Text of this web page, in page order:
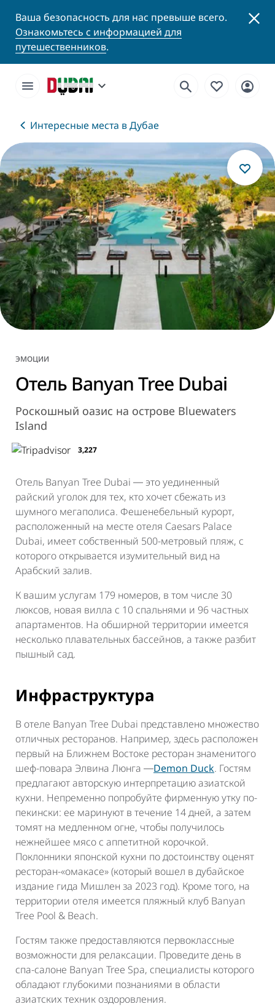
Ваша безопасность для нас превыше всего.
Ознакомьтесь с информацией для
путешественников.
Интересные места в Дубае
ЭМОЦИИ
Отель Banyan Tree Dubai
Роскошный оазис на острове Bluewaters
Island
3,227
Отель Banyan Tree Dubai ― это уединенный
райский уголок для тех, кто хочет сбежать из
шумного мегаполиса. Фешенебельный курорт,
расположенный на месте отеля Caesars Palace
Dubai, имеет собственный 500-метровый пляж, с
которого открывается изумительный вид на
Арабский залив.
К вашим услугам 179 номеров, в том числе 30
люксов, новая вилла с 10 спальнями и 96 частных
апартаментов. На обширной территории имеется
несколько плавательных бассейнов, а также разбит
пышный сад.
Инфраструктура
В отеле Banyan Tree Dubai представлено множество
отличных ресторанов. Например, здесь расположен
первый на Ближнем Востоке ресторан знаменитого
шеф-повара Элвина Люнга ―Demon Duck. Гостям
предлагают авторскую интерпретацию азиатской
кухни. Непременно попробуйте фирменную утку по-
пекински: ее маринуют в течение 14 дней, а затем
томят на медленном огне, чтобы получилось
нежнейшее мясо с аппетитной корочкой.
Поклонники японской кухни по достоинству оценят
ресторан-«омакасе» (который вошел в дубайское
издание гида Мишлен за 2023 год). Кроме того, на
территории отеля имеется пляжный клуб Banyan
Tree Pool & Beach.
Гостям также предоставляются первоклассные
возможности для релаксации. Проведите день в
спа-салоне Banyan Tree Spa, специалисты которого
обладают глубокими познаниями в области
азиатских техник оздоровления.